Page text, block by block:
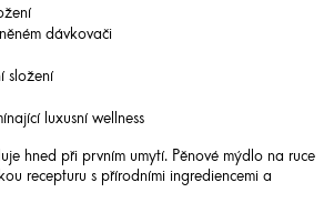
dávkovači
složení
luxusní wellness
hned při prvním umytí. Pěnové mýdlo na ruce
recepturu s přírodními ingrediencemi a